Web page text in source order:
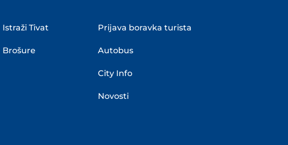
Istraži Tivat
Brošure
Prijava boravka turista
Autobus
City Info
Novosti